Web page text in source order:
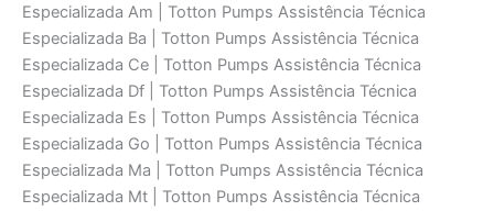
Especializada Am | Totton Pumps Assistência Técnica
Especializada Ba | Totton Pumps Assistência Técnica
Especializada Ce | Totton Pumps Assistência Técnica
Especializada Df | Totton Pumps Assistência Técnica
Especializada Es | Totton Pumps Assistência Técnica
Especializada Go | Totton Pumps Assistência Técnica
Especializada Ma | Totton Pumps Assistência Técnica
Especializada Mt | Totton Pumps Assistência Técnica